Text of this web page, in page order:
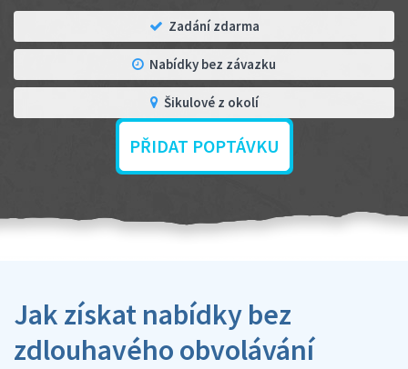
Zadání zdarma
Nabídky bez závazku
Šikulové z okolí
PŘIDAT POPTÁVKU
Jak získat nabídky bez
zdlouhavého obvolávání